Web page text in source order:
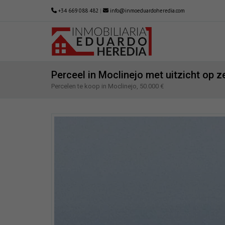
+34 669 088 482 | info@inmoeduardoheredia.com
Perceel in Moclinejo met uitzicht op
Percelen te koop in Moclinejo, 50.000 €